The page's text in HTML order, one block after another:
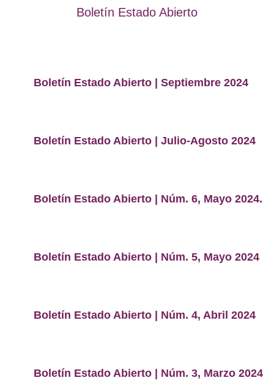
Boletín Estado Abierto
Boletín Estado Abierto | Septiembre 2024
Boletín Estado Abierto | Julio-Agosto 2024
Boletín Estado Abierto | Núm. 6, Mayo 2024.
Boletín Estado Abierto | Núm. 5, Mayo 2024
Boletín Estado Abierto | Núm. 4, Abril 2024
Boletín Estado Abierto | Núm. 3, Marzo 2024